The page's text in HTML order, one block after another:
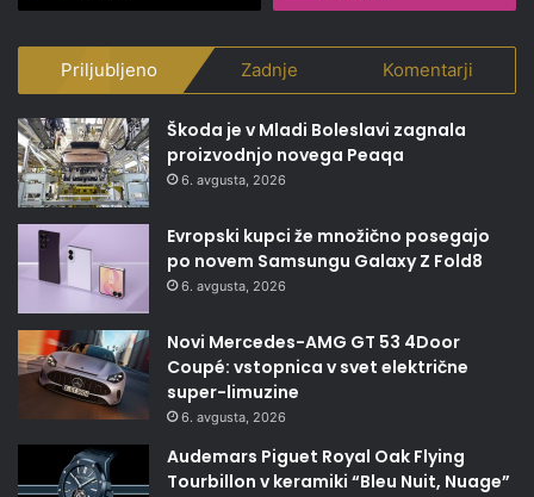
Priljubljeno Zadnje Komentarji
Škoda je v Mladi Boleslavi zagnala
proizvodnjo novega Peaqa
6. avgusta, 2026
Evropski kupci že množično posegajo
po novem Samsungu Galaxy Z Fold8
6. avgusta, 2026
Novi Mercedes-AMG GT 53 4Door
Coupé: vstopnica v svet električne
super-limuzine
6. avgusta, 2026
Audemars Piguet Royal Oak Flying
Tourbillon v keramiki “Bleu Nuit, Nuage”